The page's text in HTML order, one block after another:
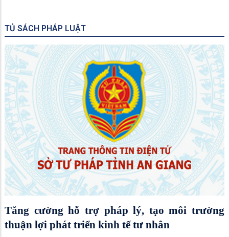
TỦ SÁCH PHÁP LUẬT
Tăng cường hỗ trợ pháp lý, tạo môi trường
thuận lợi phát triển kinh tế tư nhân